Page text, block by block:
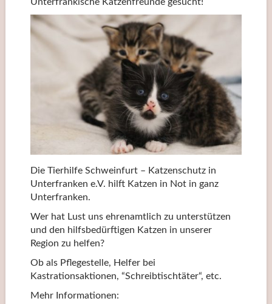
Die Tierhilfe Schweinfurt – Katzenschutz in
Unterfranken e.V. hilft Katzen in Not in ganz
Unterfranken.
Wer hat Lust uns ehrenamtlich zu unterstützen
und den hilfsbedürftigen Katzen in unserer
Region zu helfen?
Ob als Pflegestelle, Helfer bei
Kastrationsaktionen, “Schreibtischtäter“, etc.
Mehr Informationen: